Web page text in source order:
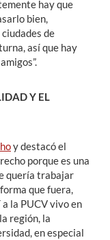
hay que
bien,
de
así que hay
Y EL
y destacó el
porque es una
quería trabajar
que fuera,
la PUCV vivo en
región, la
en especial